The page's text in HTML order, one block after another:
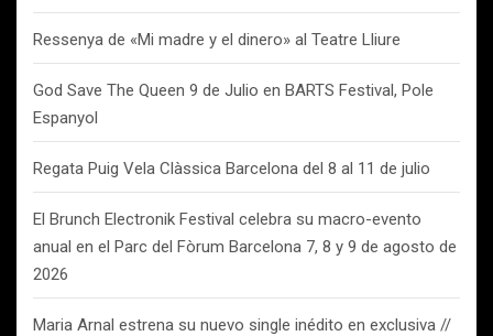
Ressenya de «Mi madre y el dinero» al Teatre Lliure
God Save The Queen 9 de Julio en BARTS Festival, Pole
Espanyol
Regata Puig Vela Clàssica Barcelona del 8 al 11 de julio
El Brunch Electronik Festival celebra su macro-evento
anual en el Parc del Fòrum Barcelona 7, 8 y 9 de agosto de
2026
Maria Arnal estrena su nuevo single inédito en exclusiva //